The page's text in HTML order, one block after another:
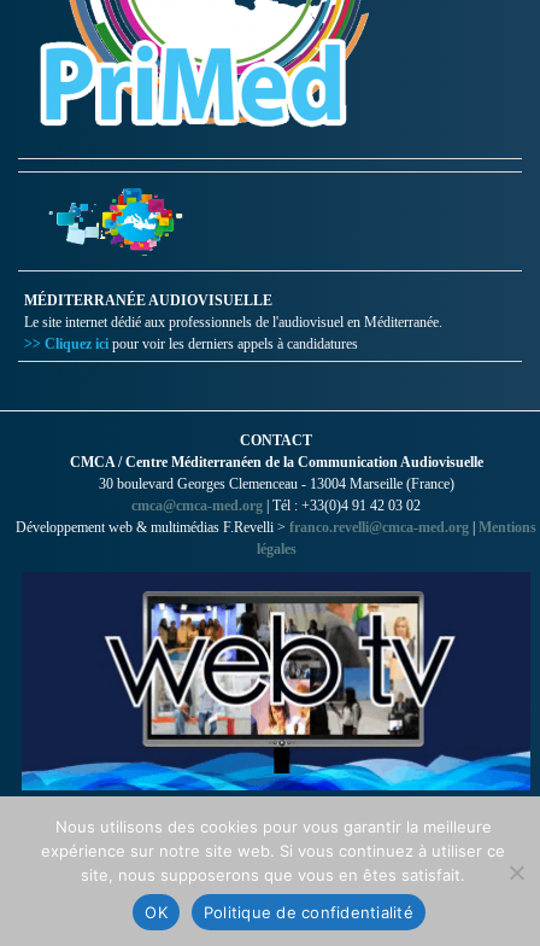
MÉDITERRANÉE AUDIOVISUELLE
Le site internet dédié aux professionnels de l'audiovisuel en Méditerranée.
>> Cliquez ici pour voir les derniers appels à candidatures
CONTACT
CMCA / Centre Méditerranéen de la Communication Audiovisuelle
30 boulevard Georges Clemenceau - 13004 Marseille (France)
cmca@cmca-med.org | Tél : +33(0)4 91 42 03 02
Développement web & multimédias F.Revelli > franco.revelli@cmca-med.org | Mentions
légales
Nous utilisons des cookies pour vous garantir la meilleure
expérience sur notre site web. Si vous continuez à utiliser ce
site, nous supposerons que vous en êtes satisfait.
OK
Politique de confidentialité